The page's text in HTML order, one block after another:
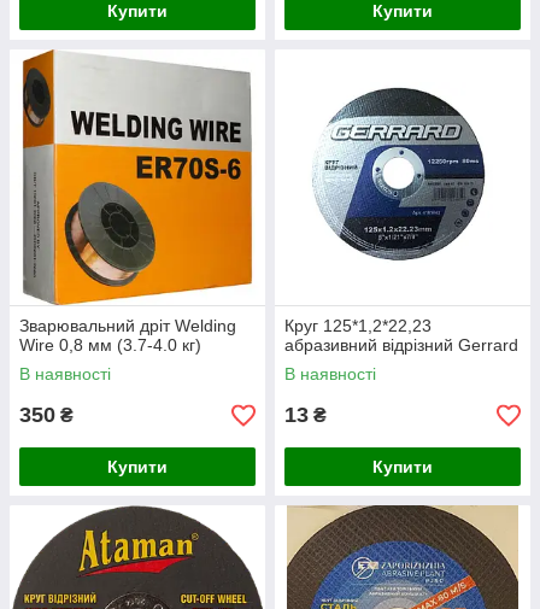
Купити Купити
Зварювальний дріт Welding
Wire 0,8 мм (3.7-4.0 кг)
В наявності
350 ₴
Купити
Круг 125*1,2*22,23
абразивний відрізний Gerrard
В наявності
13 ₴
Купити